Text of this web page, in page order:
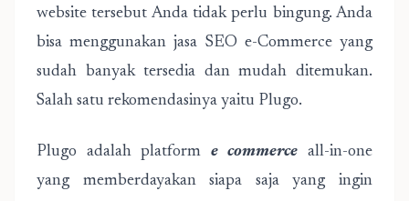
website tersebut Anda tidak perlu bingung. Anda
bisa menggunakan jasa SEO e-Commerce yang
sudah banyak tersedia dan mudah ditemukan.
Salah satu rekomendasinya yaitu Plugo.
Plugo adalah platform e commerce all-in-one
yang memberdayakan siapa saja yang ingin